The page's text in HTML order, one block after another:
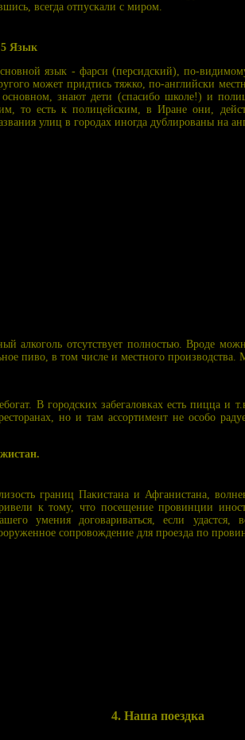
всегда отпускали с миром.
Язык
язык - фарси (персидский), по-
может придтись тяжко, по-английски
знают дети (спасибо школе!) и
то есть к полицейским, в Иране они,
улиц в городах иногда дублированы на
алкоголь отсутствует полностью. Вроде
пиво, в том числе и местного производства.
В городских забегаловках есть пицца и
но и там ассортимент не особо
границ Пакистана и Афганистана,
к тому, что посещение провинции
умения договариваться, если
сопровождение для проезда по
4. Наша поездка